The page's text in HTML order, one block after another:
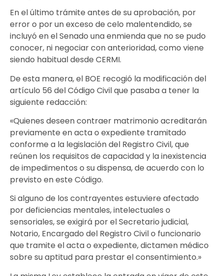
En el último trámite antes de su aprobación, por
error o por un exceso de celo malentendido, se
incluyó en el Senado una enmienda que no se pudo
conocer, ni negociar con anterioridad, como viene
siendo habitual desde CERMI.
De esta manera, el BOE recogió la modificación del
artículo 56 del Código Civil que pasaba a tener la
siguiente redacción:
«Quienes deseen contraer matrimonio acreditarán
previamente en acta o expediente tramitado
conforme a la legislación del Registro Civil, que
reúnen los requisitos de capacidad y la inexistencia
de impedimentos o su dispensa, de acuerdo con lo
previsto en este Código.
Si alguno de los contrayentes estuviere afectado
por deficiencias mentales, intelectuales o
sensoriales, se exigirá por el Secretario judicial,
Notario, Encargado del Registro Civil o funcionario
que tramite el acta o expediente, dictamen médico
sobre su aptitud para prestar el consentimiento.»